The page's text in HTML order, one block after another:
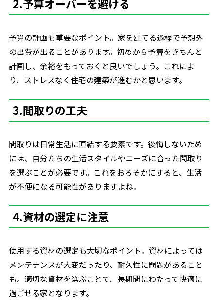
2.予算オーバーを避ける
予算の計画も重要なポイント。家を建てる過程で予想外
の出費が出ることがあります。初めから予算をきちんと
計画し、余裕をもっておくと良いでしょう。これによ
り、ストレスなく住宅の建築が進むかと思います。
3.間取りの工夫
間取りは日常生活に直結する要素です。後悔しないため
には、自分たちの生活スタイルやニーズに合った間取り
を選ぶことが必要です。これをおろそかにすると、生活
が不便になる可能性がありますよね。
4.資材の選定に注意
使用する資材の選定も大切なポイント。資材によっては
メンテナンスが大変だったり、耐久性に問題があること
も。適切な資材を選ぶことで、長期間にわたって快適に
過ごせる家となります。